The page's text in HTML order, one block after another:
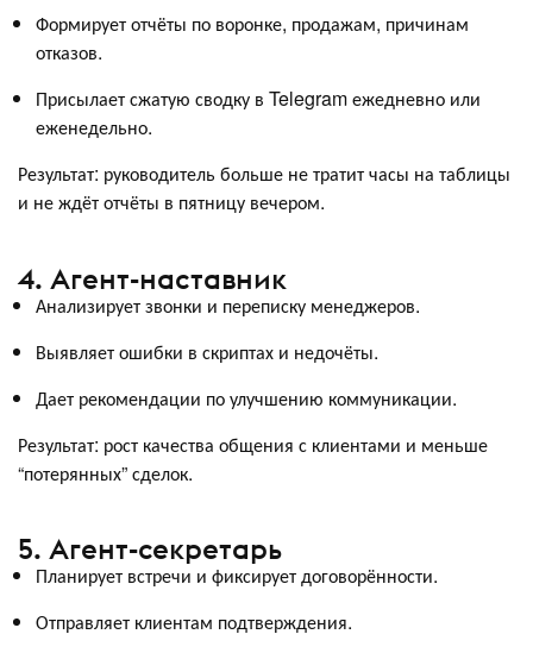
Формирует отчёты по воронке, продажам, причинам
отказов.
Присылает сжатую сводку в Telegram ежедневно или
еженедельно.
Результат: руководитель больше не тратит часы на таблицы
и не ждёт отчёты в пятницу вечером.
4. Агент-наставник
Анализирует звонки и переписку менеджеров.
Выявляет ошибки в скриптах и недочёты.
Дает рекомендации по улучшению коммуникации.
Результат: рост качества общения с клиентами и меньше
“потерянных” сделок.
5. Агент-секретарь
Планирует встречи и фиксирует договорённости.
Отправляет клиентам подтверждения.